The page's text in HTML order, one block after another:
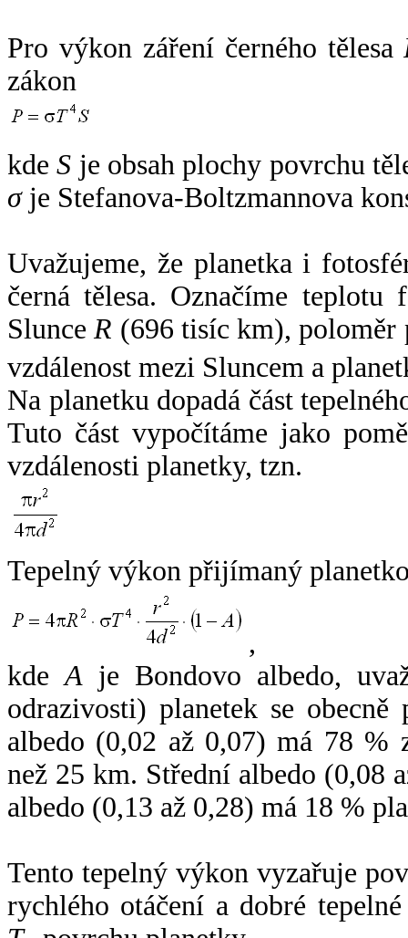
Pro výkon záření černého tělesa
zákon
kdeS je obsah plochy povrchu
σje Stefanova-Boltzmannova
Uvažujeme, že planetka i
černá tělesa. Označíme
SlunceR (696 tisíc km),
vzdálenost mezi Sluncem a
Na planetku dopadá část
Tuto část vypočítáme jako
vzdálenosti planetky, tzn.
Tepelný výkon přijímaný
,
kdeA je Bondovo albedo,
odrazivosti) planetek se
albedo (0,02 až 0,07) má 78 %
než 25 km. Střední albedo (0,08
albedo (0,13 až 0,28) má 18 %
Tento tepelný výkon vyzařuje
rychlého otáčení a dobré